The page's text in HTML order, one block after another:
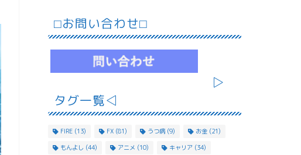
⬜︎お問い合わせ⬜︎
▷
タグ一覧◁
FIRE(13) FX(81) うつ病(9) お金(21)
もんよし (44) アニメ (10) キャリア (34)